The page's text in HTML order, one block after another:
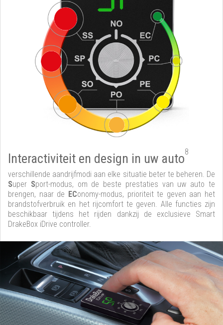
Interactiviteit en design in uw auto8
verschillende aandrijfmodi aan elke situatie beter te beheren. De
Super Sport-modus, om de beste prestaties van uw auto te
brengen, naar de EConomy-modus, prioriteit te geven aan het
brandstofverbruik en het rijcomfort te geven. Alle functies zijn
beschikbaar tijdens het rijden dankzij de exclusieve Smart
DrakeBox iDrive controller.